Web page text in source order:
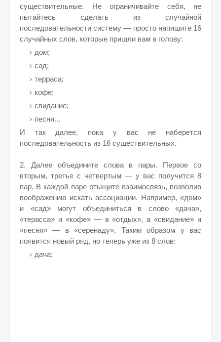
существительные. Не ограничивайте себя, не
пытайтесь сделать из случайной
последовательности систему — просто напишите 16
случайных слов, которые пришли вам в голову:
дом;
сад;
терраса;
кофе;
свидание;
песня...
И так далее, пока у вас не наберется
последовательность из 16 существительных.
2. Далее объедините слова в пары. Первое со
вторым, третье с четвертым — у вас получится 8
пар. В каждой паре отыщите взаимосвязь, позволив
воображению искать ассоциации. Например, «дом»
и «сад» могут объединиться в слово «дача»,
«терасса» и «кофе» — в «отдых», а «свидание» и
«песня» — в «серенаду». Таким образом у вас
появится новый ряд, но теперь уже из 8 слов:
дача;